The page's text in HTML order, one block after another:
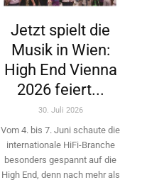
Jetzt spielt die
Musik in Wien:
High End Vienna
2026 feiert...
30. Juli 2026
Vom 4. bis 7. Juni schaute die
internationale HiFi-Branche
besonders gespannt auf die
High End, denn nach mehr als